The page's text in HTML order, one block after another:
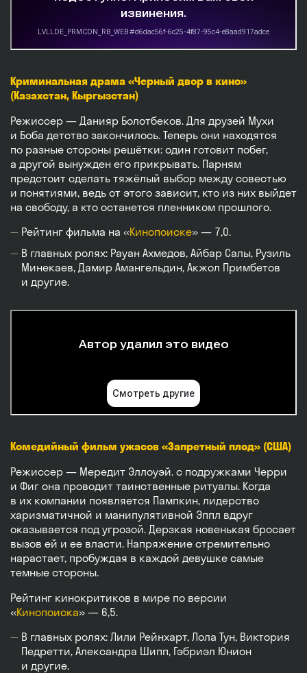
Криминальная драма «Черный двор в кино»
(Казахстан, Кыргызстан)
Режиссер — Данияр Болотбеков. Для друзей Мухи
и Боба детство закончилось. Теперь они находятся
по разные стороны решётки: один готовит побег,
а другой вынужден его прикрывать. Парням
предстоит сделать тяжёлый выбор между совестью
и понятиями, ведь от этого зависит, кто из них выйдет
на свободу, а кто останется пленником прошлого.
Рейтинг фильма на «Кинопоиске» — 7,0.
В главных ролях: Рауан Ахмедов, Айбар Салы, Рузиль
Минекаев, Дамир Амангельдин, Акжол Примбетов
и другие.
Комедийный фильм ужасов «Запретный плод» (США)
Режиссер — Мередит Эллоуэй. с подружками Черри
и Фиг она проводит таинственные ритуалы. Когда
в их компании появляется Пампкин, лидерство
харизматичной и манипулятивной Эппл вдруг
оказывается под угрозой. Дерзкая новенькая бросает
вызов ей и ее власти. Напряжение стремительно
нарастает, пробуждая в каждой девушке самые
темные стороны.
Рейтинг кинокритиков в мире по версии
«Кинопоиска» — 6,5.
В главных ролях: Лили Рейнхарт, Лола Тун, Виктория
Педретти, Александра Шипп, Гэбриэл Юнион
и другие.